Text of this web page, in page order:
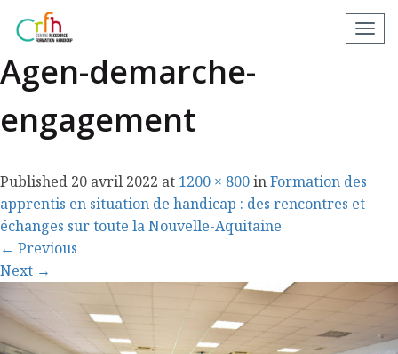
N
i
o
r
Réunion-Territoriale-
Agen-demarche-
engagement
Published 20 avril 2022 at 1200 × 800inFormation des
apprentis en situation de handicap : des rencontres et
échanges sur toute la Nouvelle-Aquitaine
← Previous
Next →